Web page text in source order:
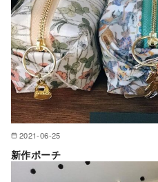
2021-06-25
新作ポーチ